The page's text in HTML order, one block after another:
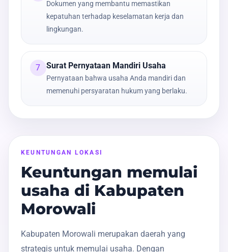
Dokumen yang membantu memastikan
kepatuhan terhadap keselamatan kerja dan
lingkungan.
7 Surat Pernyataan Mandiri Usaha
Pernyataan bahwa usaha Anda mandiri dan
memenuhi persyaratan hukum yang berlaku.
KEUNTUNGAN LOKASI
Keuntungan memulai
usaha di Kabupaten
Morowali
Kabupaten Morowali merupakan daerah yang
strategis untuk memulai usaha. Dengan